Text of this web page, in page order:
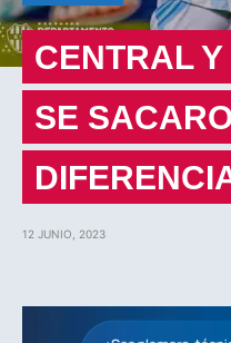
CENTRAL
SE
12 JUNIO, 2023